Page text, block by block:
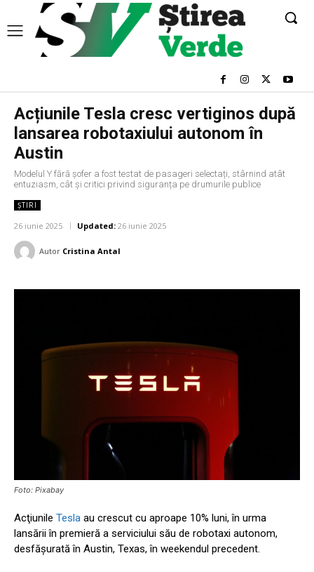
Acțiunile Tesla cresc vertiginos după
lansarea robotaxiului autonom în
Austin
Modelul Y fără șofer a fost testat de pasageri selectați, stârnind atât
entuziasm, cât și critici privind siguranța pe drumurile publice
ȘTIRI
26 iunie 2025 Updated: 26 iunie 2025
Autor Cristina Antal
Foto: Pixabay
Acţiunile Tesla au crescut cu aproape 10% luni, în urma
lansării în premieră a serviciului său de robotaxi autonom,
desfășurată în Austin, Texas, în weekendul precedent.